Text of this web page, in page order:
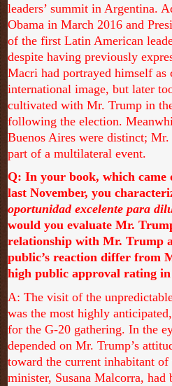
leaders’ summit in Argentina.
Obama in March 2016 and
of the first Latin American
despite having previously
Macri had portrayed himself as
international image, but later
cultivated with Mr. Trump in
following the election.
Buenos Aires were distinct; Mr.
part of a multilateral event.
Q: In your book, which came
last November, you
oportunidad excelente para
would you evaluate Mr.
relationship with Mr. Trump
public’s reaction differ from
high public approval rating
A: The visit of the
was the most highly
for the G-20 gathering. In the
depended on Mr. Trump’s
toward the current inhabitant
minister, Susana Malcorra,